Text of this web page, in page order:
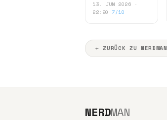
13. JUN 2026 ·
22:20 7/10
← ZURÜCK ZU NERDMAN
NERDMAN